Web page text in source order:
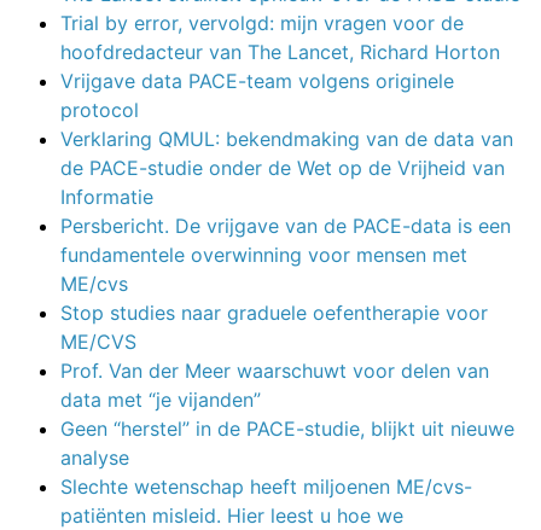
Trial by error, vervolgd: mijn vragen voor de
hoofdredacteur van The Lancet, Richard Horton
Vrijgave data PACE-team volgens originele
protocol
Verklaring QMUL: bekendmaking van de data van
de PACE-studie onder de Wet op de Vrijheid van
Informatie
Persbericht. De vrijgave van de PACE-data is een
fundamentele overwinning voor mensen met
ME/cvs
Stop studies naar graduele oefentherapie voor
ME/CVS
Prof. Van der Meer waarschuwt voor delen van
data met “je vijanden”
Geen “herstel” in de PACE-studie, blijkt uit nieuwe
analyse
Slechte wetenschap heeft miljoenen ME/cvs-
patiënten misleid. Hier leest u hoe we